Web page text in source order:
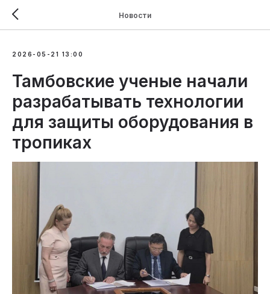
Новости
2026-05-21 13:00
Тамбовские ученые начали
разрабатывать технологии
для защиты оборудования в
тропиках